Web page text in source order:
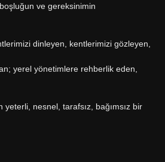
ve gereksinimin
dinleyen, kentlerimizi gözleyen,
yerel yönetimlere rehberlik eden,
yeterli, nesnel, tarafsız, bağımsız bir